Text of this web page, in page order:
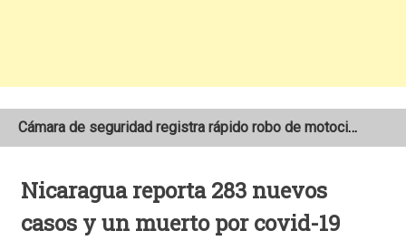
Cámara de seguridad registra rápido robo de motocicleta en el barrio Santo Domingo de Estelí
Nicaragua reporta 283 nuevos
casos y un muerto por covid-19